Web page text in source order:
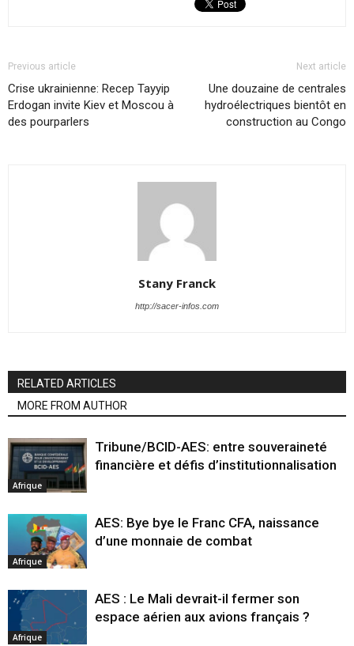
Previous article
Crise ukrainienne: Recep Tayyip
Erdogan invite Kiev et Moscou à
des pourparlers
Next article
Une douzaine de centrales
hydroélectriques bientôt en
construction au Congo
Stany Franck
http://sacer-infos.com
RELATED ARTICLES
MORE FROM AUTHOR
Afrique
Tribune/BCID-AES: entre souveraineté
financière et défis d’institutionnalisation
Afrique
AES: Bye bye le Franc CFA, naissance
d’une monnaie de combat
Afrique
AES : Le Mali devrait-il fermer son
espace aérien aux avions français ?